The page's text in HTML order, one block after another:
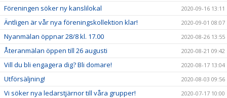
Föreningen söker ny kanslilokal 2020-09-16 13:11
Äntligen är vår nya föreningskollektion klar! 2020-09-01 08:07
Nyanmälan öppnar 28/8 kl. 17.00 2020-08-26 13:55
Återanmälan öppen till 26 augusti 2020-08-21 09:42
Vill du bli engagera dig? Bli domare! 2020-08-17 13:04
Utförsäljning! 2020-08-03 09:56
Vi söker nya ledarstjärnor till våra grupper! 2020-07-17 10:00